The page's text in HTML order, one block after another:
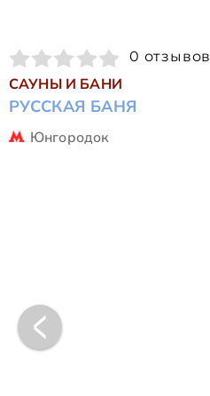
0 отзывов
САУНЫ И БАНИ
РУССКАЯ БАНЯ
Юнгородок